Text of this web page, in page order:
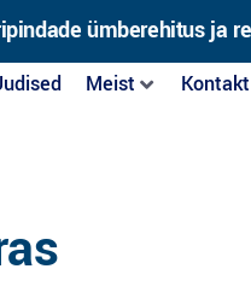
ümberehitus ja
Meist Kontakt